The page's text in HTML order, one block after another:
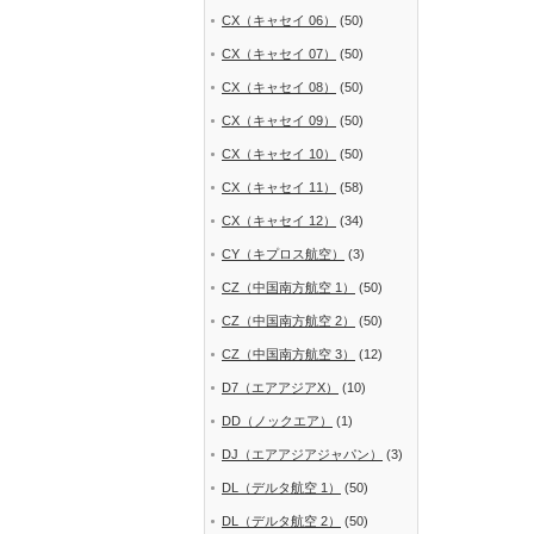
CX（キャセイ 06） (50)
CX（キャセイ 07） (50)
CX（キャセイ 08） (50)
CX（キャセイ 09） (50)
CX（キャセイ 10） (50)
CX（キャセイ 11） (58)
CX（キャセイ 12） (34)
CY（キプロス航空） (3)
CZ（中国南方航空 1） (50)
CZ（中国南方航空 2） (50)
CZ（中国南方航空 3） (12)
D7（エアアジアX） (10)
DD（ノックエア） (1)
DJ（エアアジアジャパン） (3)
DL（デルタ航空 1） (50)
DL（デルタ航空 2） (50)